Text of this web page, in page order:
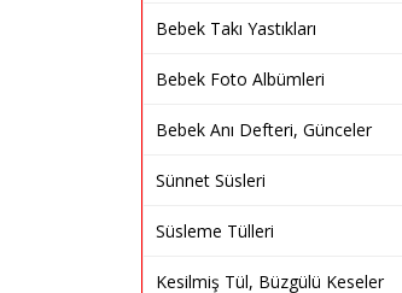
Bebek Takı Yastıkları
Bebek Foto Albümleri
Bebek Anı Defteri, Günceler
Sünnet Süsleri
Süsleme Tülleri
Kesilmiş Tül, Büzgülü Keseler